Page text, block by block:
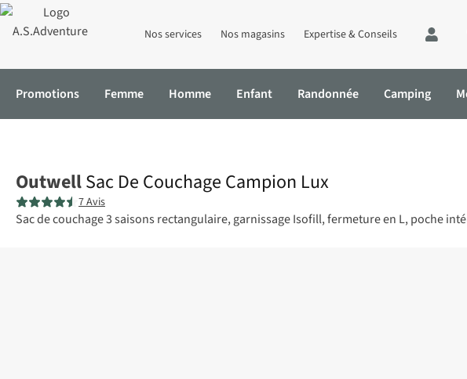
Nos services Nos magasins Expertise & Conseils
Promotions Femme Homme Enfant Randonnée Camping
OutwellSac De Couchage Campion Lux
7 Avis
Sac de couchage 3 saisons rectangulaire, garnissage Isofill, fermeture en L, poche